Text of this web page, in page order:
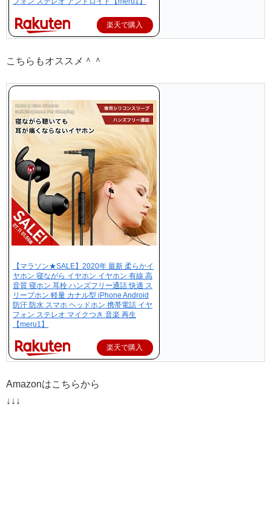
楽天で購入
こちらもオススメ＾＾
【マラソン★SALE】2020年 最新 柔らかイ
ヤホン 寝ながら イヤホン イヤホン 有線 高
音質 寝ホン 耳栓 ハンズフリー通話 快適 ス
リープホン 軽量 カナル型 iPhone Android
防汗 防水 スマホ ヘッドホン 携帯電話 イヤ
フォン ステレオ マイクつき 音楽 再生
【meru1】
楽天で購入
Amazonはこちらから
↓↓↓